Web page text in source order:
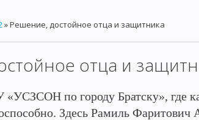
» Решение, достойное отца и защитника
отца и
по городу Братску», где
Здесь Рамиль